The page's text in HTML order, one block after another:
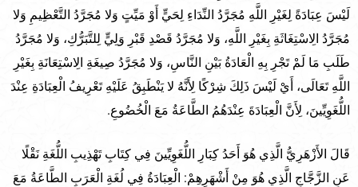
لَيْسَ عِبَادَةً لِغَيْرِ اللَّهِ مُجَرَّدُ النِّدَاءِ لِحَيٍّ أَوْ مَيِّتٍ وَلا مُجَرَّدُ التَّعْظِيمِ وَلا
مُجَرَّدُ الِاسْتِغَاثَةِ بِغَيْرِ اللَّهِ، وَلا مُجَرَّدُ قَصْدِ قَبْرِ وَلِيٍّ لِلتَّبَرُّكِ، وَلا مُجَرَّدُ
طَلَبِ مَا لَمْ تَجْرِ بِهِ الْعَادَةُ بَيْنِ النَّاسِ، وَلا مُجَرَّدُ صِيغَةِ الِاسْتِعَانَةِ بِغَيْرِ
اللَّهِ تَعَالَى، أَيْ لَيْسَ ذَلِكَ شِرْكًا لِأَنَّهُ لا يَنْطَبِقُ عَلَيْهِ تَعْرِيفُ الْعِبَادَةِ عِنْدَ
اللُّغَوِيِّينَ، لِأَنَّ الْعِبَادَةَ عِنْدَهُمُ الطَّاعَةُ مَعَ الْخُضُوعِ.
قَالَ الأَزْهَرِيُّ الَّذِي هُوَ أَحَدُ كِبَارِ اللُّغَوِيِّينَ فِي كِتَابِ تَهْذِيبِ اللُّغَةِ نَقْلًا
عَنِ الزَّجَّاجِ الَّذِي هُوَ مِنْ أَشْهَرِهِمْ: الْعِبَادَةُ فِي لُغَةِ الْعَرَبِ الطَّاعَةُ مَعَ